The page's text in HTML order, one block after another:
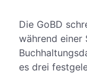
Die GoBD
während einer
es drei